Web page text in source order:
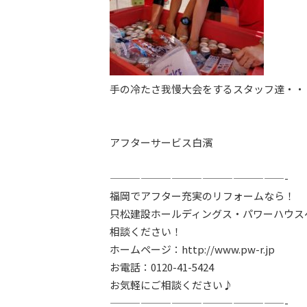
手の冷たさ我慢大会をするスタッフ達・
アフターサービス白濱
—————————————————-
福岡でアフター充実のリフォームなら！
只松建設ホールディングス・パワーハウス
相談ください！
ホームページ：http://www.pw-r.jp
お電話：0120-41-5424
お気軽にご相談ください♪
—————————————————-